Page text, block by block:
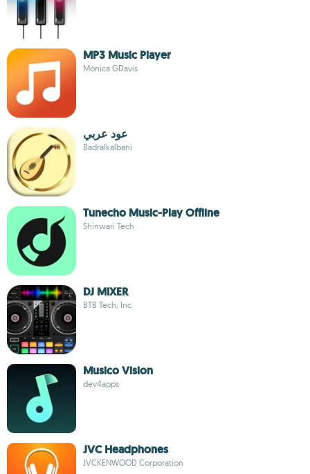
MP3 Music Player
Monica GDavis
عود عربي
Badralkalbani
Tunecho Music-Play Offline
Shinwari Tech
DJ MIXER
BTB Tech, Inc
Musico Vision
dev4apps
JVC Headphones
JVCKENWOOD Corporation